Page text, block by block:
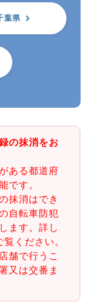
葉県
の抹消をお
ある都道府
です。
抹消はでき
自転車防犯
ます。詳し
覧ください。
舗で行うこ
又は交番ま